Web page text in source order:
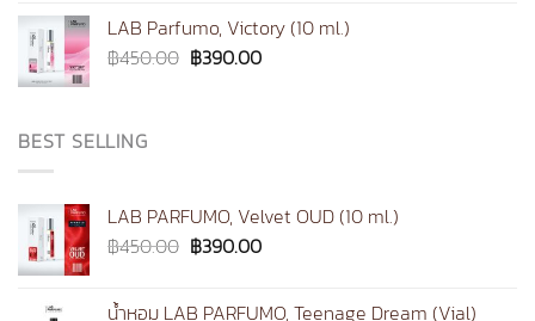
was:
฿300.00.
is:
฿249.00.
LAB Parfumo, Victory (10 ml.)
฿450.00 Original
฿390.00Current
BEST SELLING
LAB PARFUMO, Velvet OUD (10 ml.)
฿450.00 Original
฿390.00Current
น้ำหอม LAB PARFUMO, Teenage Dream (Vial)